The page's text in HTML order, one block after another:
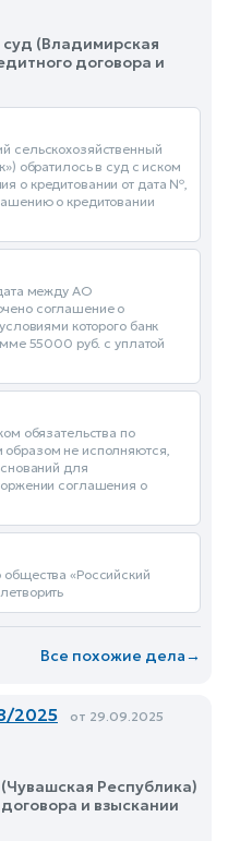
(Владимирская
договора и
сельскохозяйственный
обратилось в суд с иском
о кредитовании от дата №,
о кредитовании
между АО
соглашение о
которого банк
55000 руб. с уплатой
обязательства по
не исполняются,
для
соглашения о
«Российский
Все похожие дела→
2025 от 29.09.2025
Республика)
и взыскании